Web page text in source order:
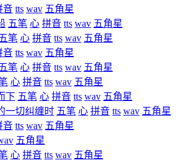
音 tts wav 五角星
五笔 心 拼音 tts wav 五角星
五笔 心 拼音 tts wav 五角星
音 tts wav 五角星
五笔 心 拼音 tts wav 五角星
心 拼音 tts wav 五角星
下 五笔 心 拼音 tts wav 五角星
一切纠缠时 五笔 心 拼音 tts wav 五角星
音 tts wav 五角星
五角星
心 拼音 tts wav 五角星